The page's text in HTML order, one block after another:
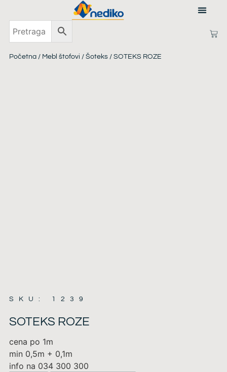
Početna/ Mebl štofovi / Šoteks/ SOTEKS ROZE
SKU: 1239
SOTEKS ROZE
cena po 1m
min 0,5m + 0,1m
info na 034 300 300